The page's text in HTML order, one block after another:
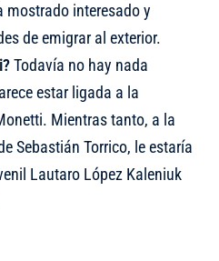
mostrado interesado y
de emigrar al exterior.
Todavía no hay nada
estar ligada a la
Mientras tanto, a la
Sebastián Torrico, le estaría
Lautaro López Kaleniuk